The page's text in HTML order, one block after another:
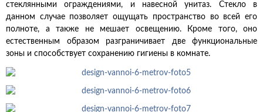
стеклянными ограждениями, и навесной унитаз. Стекло в
данном случае позволяет ощущать пространство во всей его
полноте, а также не мешает освещению. Кроме того, оно
естественным образом разграничивает две функциональные
зоны и способствует сохранению гигиены в комнате.